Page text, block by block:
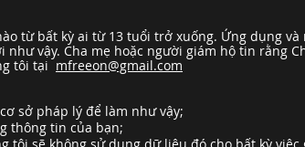
từ bất kỳ ai từ 13 tuổi trở xuống. Ứng dụng và
vậy. Cha mẹ hoặc người giám hộ tin rằng
tôi tạimfreeon@gmail.com
sở pháp lý để làm như vậy;
thông tin của bạn;